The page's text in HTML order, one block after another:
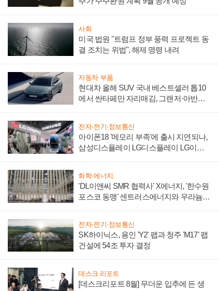
사회
미국 법원 "트럼프 정부 풍력 프로젝트 동
결 조치는 위법", 해제 명령 내려
자동차·부품
현대차 올해 SUV 국내 베스트셀러 톱10
에서 싼타페만 자리매김, 그랜저·아반떼
전자·전기·정보통신
아이폰18 '메모리 부족'에 출시 지연되나,
삼성디스플레이 LG디스플레이 LG이노
화학·에너지
'DL이앤씨 SMR 협력사' X에너지, '한수원
포스코 동맹' 센트러스에너지와 우라늄
전자·전기·정보통신
SK하이닉스, 용인 'Y2' 팹과 청주 'M17' 팹
건설에 54조 투자 결정
데스크 리포트
[데스크리포트 8월] 무더운 입추에 든 생